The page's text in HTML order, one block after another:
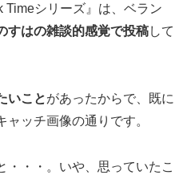
Timeシリーズ』は、ベラン
すはの雑談的感覚で投稿して
いことがあったからで、既に
ッチ画像の通りです。
・・・。いや、思っていたこ